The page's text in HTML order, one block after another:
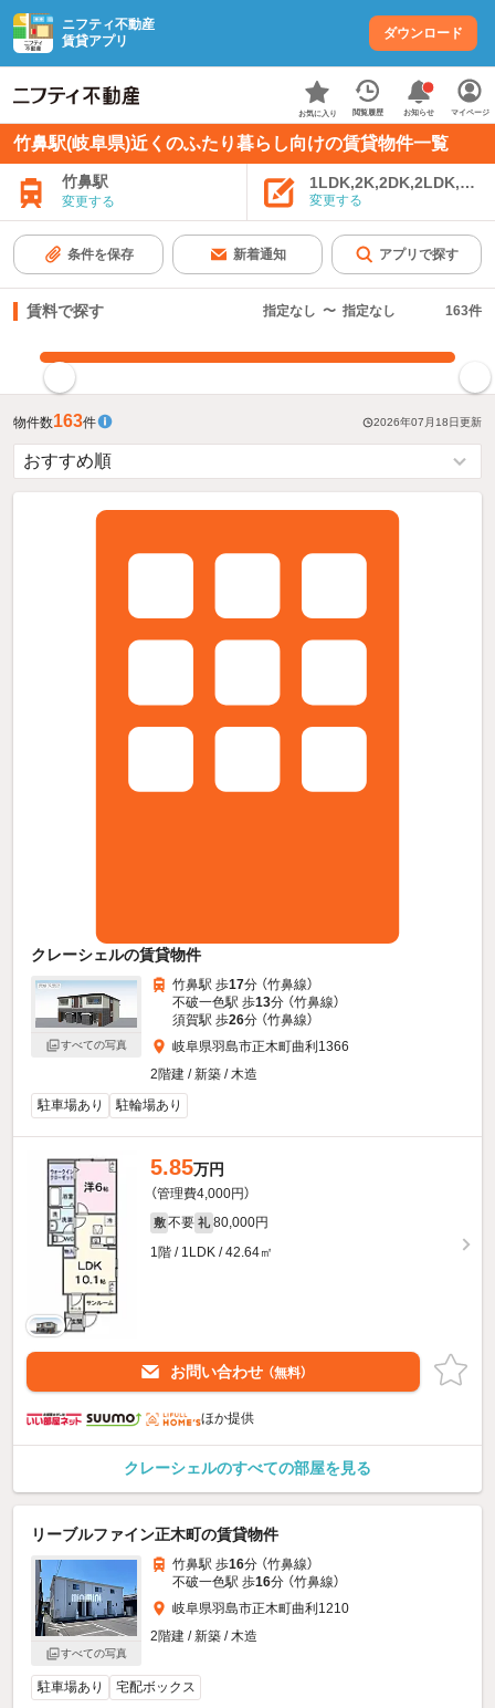
ニフティ不動産
賃貸アプリ
ダウンロード
お気に入り 閲覧履歴 お知らせ マイページ
竹鼻駅(岐阜県)近くのふたり暮らし向けの賃貸物件一覧
竹鼻駅
変更する 変更する
条件を保存 新着通知 アプリで探す
賃料で探す 指定なし 〜 指定なし 163件
物件数163件 2026年07月18日更新
クレーシェルの賃貸物件
すべての写真
竹鼻駅 歩17分 （竹鼻線）
不破一色駅 歩13分 （竹鼻線）
須賀駅 歩26分 （竹鼻線）
岐阜県羽島市正木町曲利1366
2階建 / 新築 / 木造
駐車場あり
駐輪場あり
5.85万円
（管理費4,000円）
敷 不要 礼 80,000円
1階 / 1LDK / 42.64㎡
お問い合わせ （無料）
ほか提供
クレーシェルのすべての部屋を見る
リーブルファイン正木町の賃貸物件
すべての写真
竹鼻駅 歩16分 （竹鼻線）
不破一色駅 歩16分 （竹鼻線）
岐阜県羽島市正木町曲利1210
2階建 / 新築 / 木造
駐車場あり 宅配ボックス